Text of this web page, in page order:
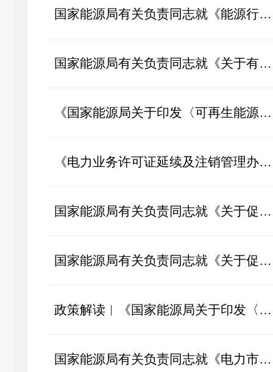
国家能源局有关负责同志就《能源行业数据分类分级指南（2026年版）》答...
国家能源局有关负责同志就《关于有序推动多用户绿电直连发展有关事项的...
《国家能源局关于印发〈可再生能源绿色电力证书管理实施细则（试行）〉...
《电力业务许可证延续及注销管理办法》政策解读
国家能源局有关负责同志就《关于促进电网高质量发展的指导意见》答记者问
国家能源局有关负责同志就《关于促进新能源集成融合发展的指导意见》答...
政策解读︱《国家能源局关于印发〈加快推进能源行业信用体系建设高质量...
国家能源局有关负责同志就《电力市场计量结算基本规则》答记者问